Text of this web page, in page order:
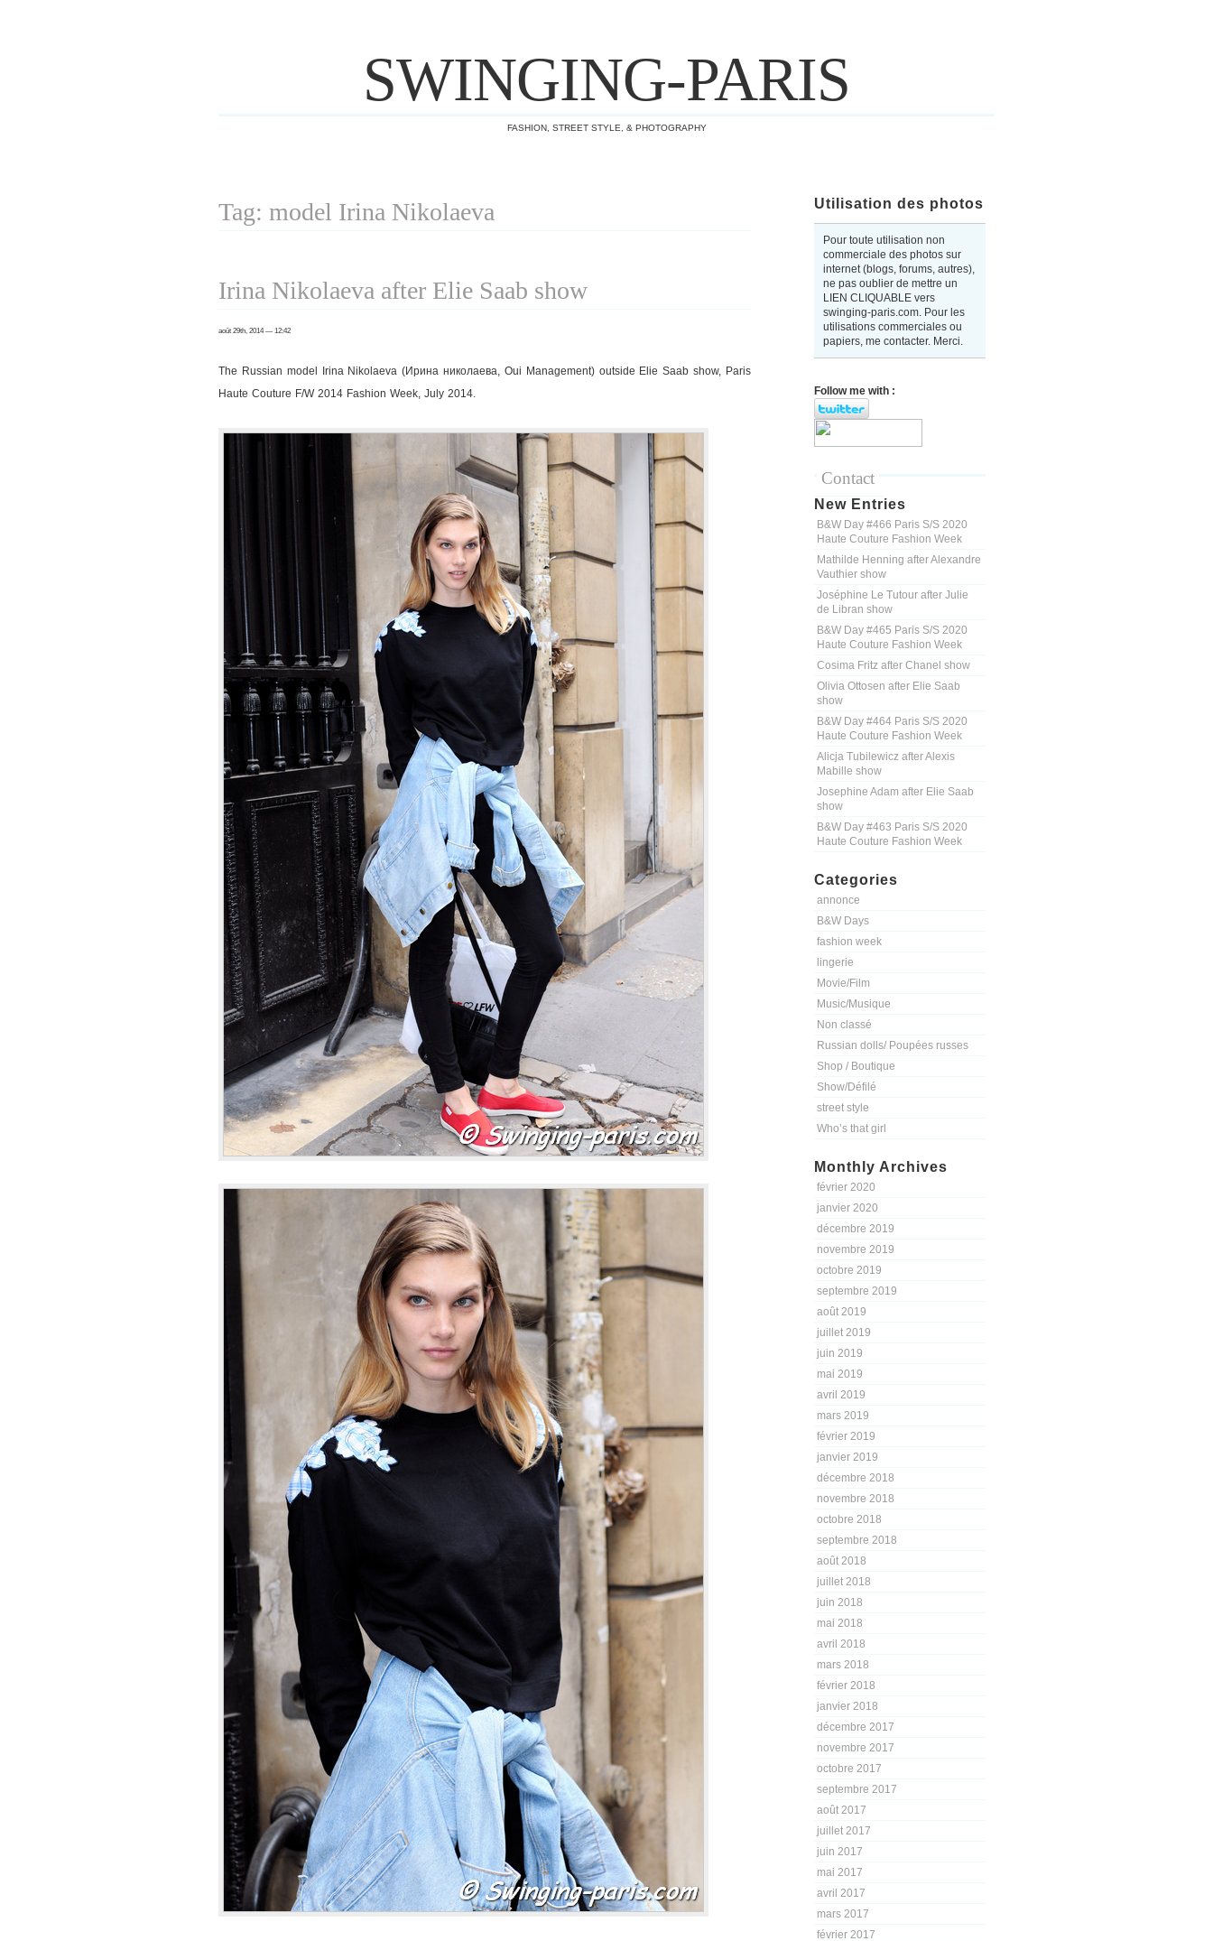
SWINGING-PARIS
FASHION, STREET STYLE, & PHOTOGRAPHY
Utilisation des photos
Pour toute utilisation non
commerciale des photos sur
internet (blogs, forums, autres),
ne pas oublier de mettre un
LIEN CLIQUABLE vers
swinging-paris.com. Pour les
utilisations commerciales ou
papiers, me contacter. Merci.
Follow me with :
Contact
New Entries
B&W Day #466 Paris S/S 2020
Haute Couture Fashion Week
Mathilde Henning after Alexandre
Vauthier show
Joséphine Le Tutour after Julie
de Libran show
B&W Day #465 Paris S/S 2020
Haute Couture Fashion Week
Cosima Fritz after Chanel show
Olivia Ottosen after Elie Saab
show
B&W Day #464 Paris S/S 2020
Haute Couture Fashion Week
Alicja Tubilewicz after Alexis
Mabille show
Josephine Adam after Elie Saab
show
B&W Day #463 Paris S/S 2020
Haute Couture Fashion Week
Categories
annonce
B&W Days
fashion week
lingerie
Movie/Film
Music/Musique
Non classé
Russian dolls/ Poupées russes
Shop / Boutique
Show/Défilé
street style
Who’s that girl
Monthly Archives
février 2020
janvier 2020
décembre 2019
novembre 2019
octobre 2019
septembre 2019
août 2019
juillet 2019
juin 2019
mai 2019
avril 2019
mars 2019
février 2019
janvier 2019
décembre 2018
novembre 2018
octobre 2018
septembre 2018
août 2018
juillet 2018
juin 2018
mai 2018
avril 2018
mars 2018
février 2018
janvier 2018
décembre 2017
novembre 2017
octobre 2017
septembre 2017
août 2017
juillet 2017
juin 2017
mai 2017
avril 2017
mars 2017
février 2017
Tag: model Irina Nikolaeva
Irina Nikolaeva after Elie Saab show
août 29th, 2014 — 12:42
The Russian model Irina Nikolaeva (Ирина николаева, Oui Management) outside Elie Saab show, Paris
Haute Couture F/W 2014 Fashion Week, July 2014.